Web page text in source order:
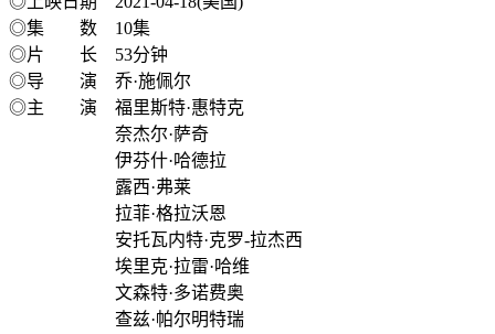
◎集 数 10集
◎片 长 53分钟
◎导 演 乔·施佩尔
◎主 演 福里斯特·惠特克
奈杰尔·萨奇
伊芬什·哈德拉
露西·弗莱
拉菲·格拉沃恩
安托瓦内特·克罗-拉杰西
埃里克·拉雷·哈维
文森特·多诺费奥
查兹·帕尔明特瑞